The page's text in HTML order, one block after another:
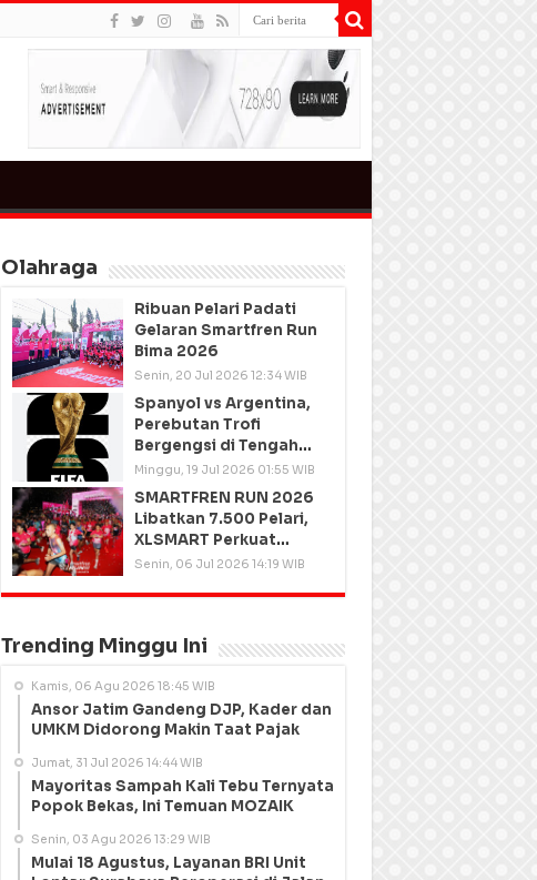
Olahraga
Ribuan Pelari Padati
Gelaran Smartfren Run
Bima 2026
Senin, 20 Jul 2026 12:34 WIB
Spanyol vs Argentina,
Perebutan Trofi
Bergengsi di Tengah
Semangat Persatuan
Minggu, 19 Jul 2026 01:55 WIB
SMARTFREN RUN 2026
Libatkan 7.500 Pelari,
XLSMART Perkuat
Kedekatan dengan
Senin, 06 Jul 2026 14:19 WIB
Trending Minggu Ini
Kamis, 06 Agu 2026 18:45 WIB
Ansor Jatim Gandeng DJP, Kader dan
UMKM Didorong Makin Taat Pajak
Jumat, 31 Jul 2026 14:44 WIB
Mayoritas Sampah Kali Tebu Ternyata
Popok Bekas, Ini Temuan MOZAIK
Senin, 03 Agu 2026 13:29 WIB
Mulai 18 Agustus, Layanan BRI Unit